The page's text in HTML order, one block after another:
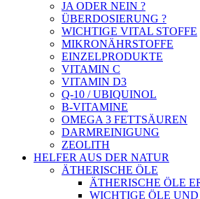
JA ODER NEIN ?
ÜBERDOSIERUNG ?
WICHTIGE VITAL STOFFE
MIKRONÄHRSTOFFE
EINZELPRODUKTE
VITAMIN C
VITAMIN D3
Q-10 / UBIQUINOL
B-VITAMINE
OMEGA 3 FETTSÄUREN
DARMREINIGUNG
ZEOLITH
HELFER AUS DER NATUR
ÄTHERISCHE ÖLE
ÄTHERISCHE ÖLE
WICHTIGE ÖLE